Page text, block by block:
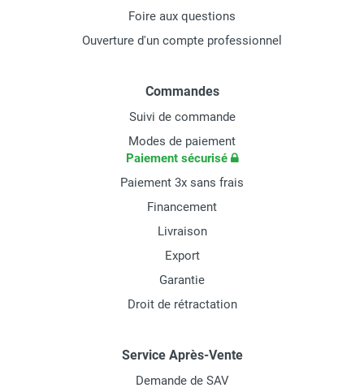
Foire aux questions
Ouverture d'un compte professionnel
Commandes
Suivi de commande
Modes de paiement
Paiement sécurisé
Paiement 3x sans frais
Financement
Livraison
Export
Garantie
Droit de rétractation
Service Après-Vente
Demande de SAV